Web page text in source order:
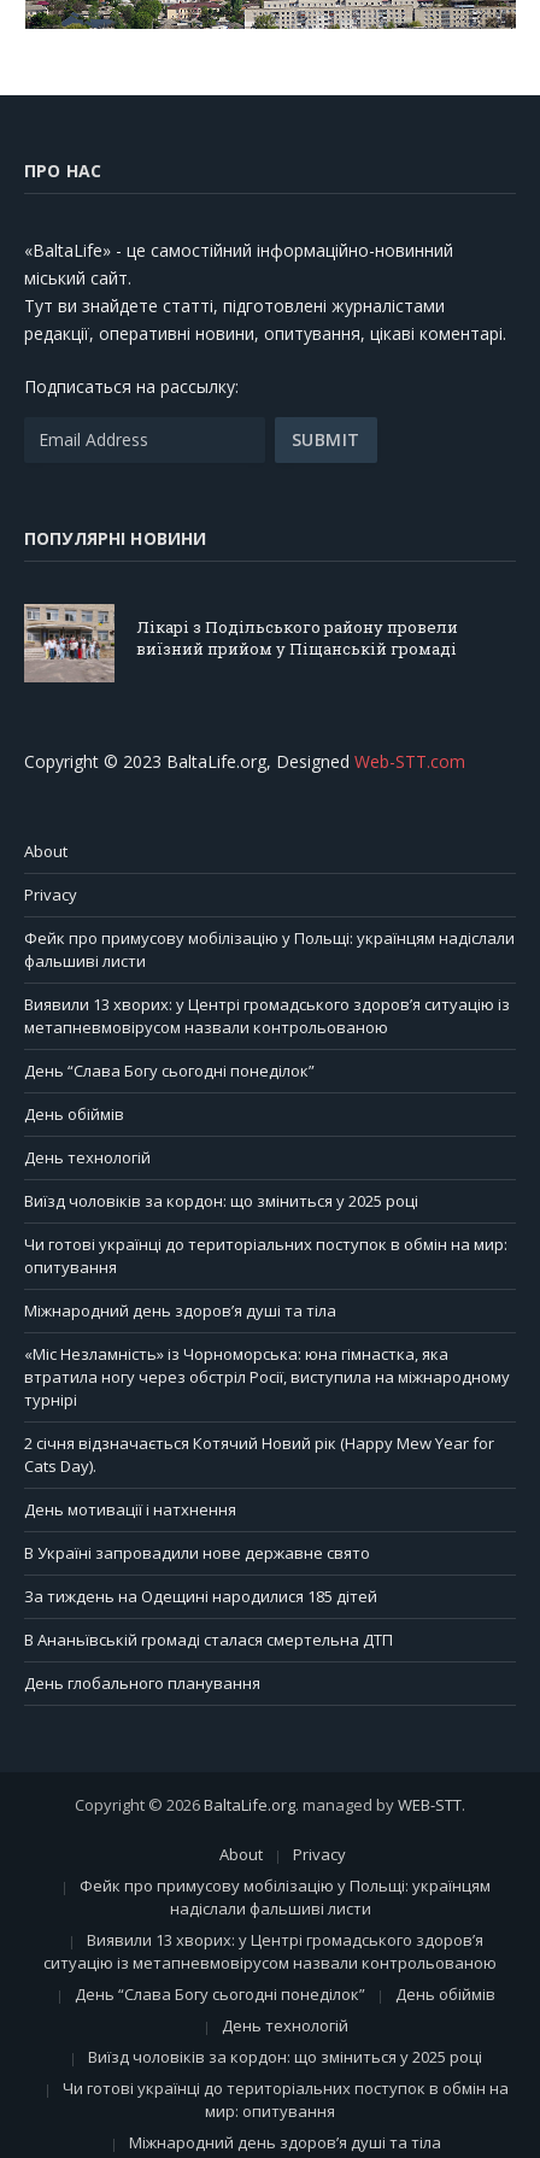
ПРО НАС
«BaltaLife» - це самостійний інформаційно-новинний
міський сайт.
Тут ви знайдете статті, підготовлені журналістами
редакції, оперативні новини, опитування, цікаві коментарі.
Подписаться на рассылку:
ПОПУЛЯРНІ НОВИНИ
Лікарі з Подільського району провели
виїзний прийом у Піщанській громаді
Copyright © 2023 BaltaLife.org, Designed Web-STT.com
About
Privacy
Фейк про примусову мобілізацію у Польщі: українцям надіслали
фальшиві листи
Виявили 13 хворих: у Центрі громадського здоров’я ситуацію із
метапневмовірусом назвали контрольованою
День “Слава Богу сьогодні понеділок”
День обіймів
День технологій
Виїзд чоловіків за кордон: що зміниться у 2025 році
Чи готові українці до територіальних поступок в обмін на мир:
опитування
Міжнародний день здоров’я душі та тіла
«Міс Незламність» із Чорноморська: юна гімнастка, яка
втратила ногу через обстріл Росії, виступила на міжнародному
турнірі
2 січня відзначається Котячий Новий рік (Happy Mew Year for
Cats Day).
День мотивації і натхнення
В Україні запровадили нове державне свято
За тиждень на Одещині народилися 185 дітей
В Ананьївській громаді сталася смертельна ДТП
День глобального планування
Copyright © 2026BaltaLife.org. managed byWEB-STT.
About
Privacy
Фейк про примусову мобілізацію у Польщі: українцям
надіслали фальшиві листи
Виявили 13 хворих: у Центрі громадського здоров’я
ситуацію із метапневмовірусом назвали контрольованою
День “Слава Богу сьогодні понеділок”
День обіймів
День технологій
Виїзд чоловіків за кордон: що зміниться у 2025 році
Чи готові українці до територіальних поступок в обмін на
мир: опитування
Міжнародний день здоров’я душі та тіла